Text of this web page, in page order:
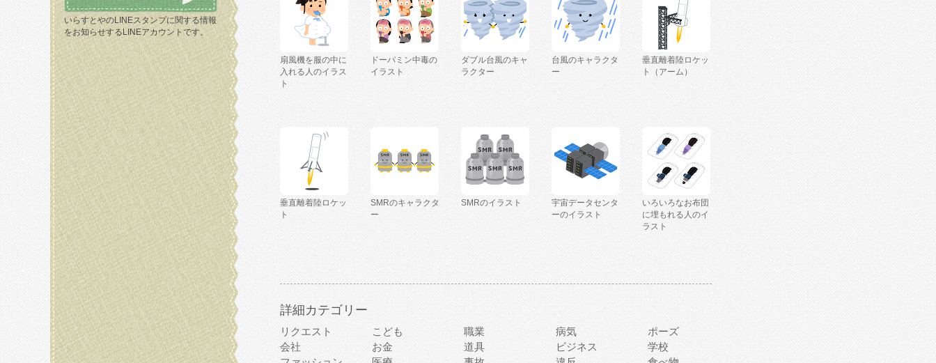
いらすとやのLINEスタンプに関する情報
をお知らせするLINEアカウントです。
扇風機を服の中に
入れる人のイラス
ト
ドーパミン中毒の
イラスト
ダブル台風のキャ
ラクター
台風のキャラクタ
ー
垂直離着陸ロケッ
ト（アーム）
垂直離着陸ロケッ
ト
SMRのキャラクタ
ー
SMRのイラスト
宇宙データセンタ
ーのイラスト
いろいろなお布団
に埋もれる人のイ
ラスト
詳細カテゴリー
リクエスト こども 職業 病気
ポーズ
会社
お金 道具 ビジネス
学校